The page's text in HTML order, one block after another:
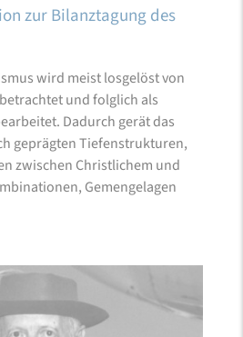
zur Bilanztagung des
wird meist losgelöst von
und folglich als
Dadurch gerät das
geprägten Tiefenstrukturen,
zwischen Christlichem und
Gemengelagen